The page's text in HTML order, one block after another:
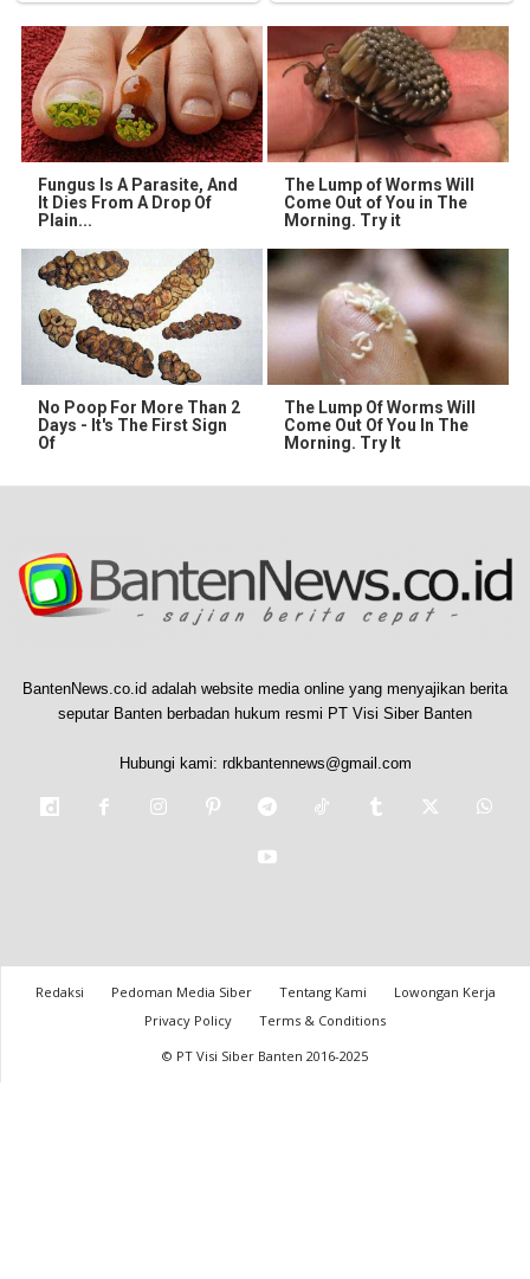
Fungus Is A Parasite, And
It Dies From A Drop Of
Plain...
The Lump of Worms Will
Come Out of You in The
Morning. Try it
No Poop For More Than 2
Days - It's The First Sign
Of
The Lump Of Worms Will
Come Out Of You In The
Morning. Try It
BantenNews.co.id adalah website media online yang menyajikan berita
seputar Banten berbadan hukum resmi PT Visi Siber Banten
Hubungi kami: rdkbantennews@gmail.com
Redaksi Pedoman Media Siber Tentang Kami
Lowongan Kerja
Privacy Policy
Terms & Conditions
© PT Visi Siber Banten 2016-2025